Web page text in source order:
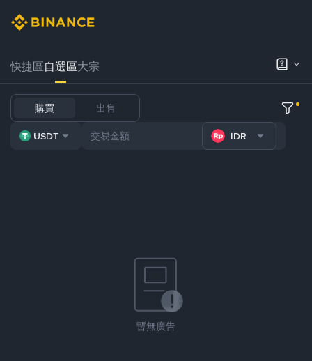
快捷區自選區大宗
購買 出售
USDT IDR
暫無廣告